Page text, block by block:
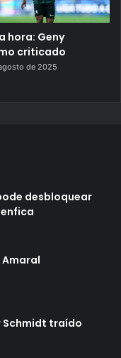
hora: Geny
criticado
de 2025
desbloquear
Schmidt traído